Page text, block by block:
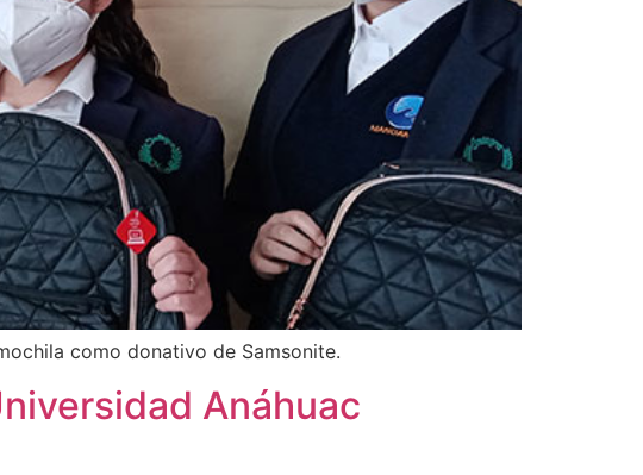
como donativo de Samsonite.
Anáhuac